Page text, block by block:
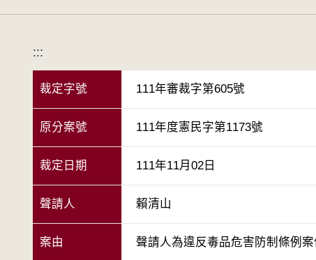
:::
裁定字號 111年審裁字第605號
原分案號 111年度憲民字第1173號
裁定日期 111年11月02日
聲請人 賴清山
案由 聲請人為違反毒品危害防制條例